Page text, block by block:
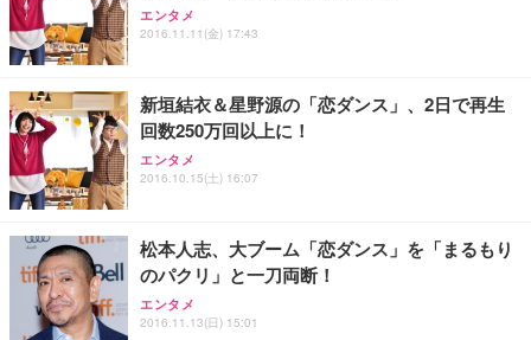
SIHOO B100 オフィスチェア／デスクチェア メッシ
Sezlife オフィスチェア デスクチェア 疲れない テレ
ワーク チェア 強化バックレスト 30度ロッキング機
ョン PCチェア 通気性メッシュ ゲーミング/勉強/事
務用 おしゃれ パソコンチェア (ブラック)
￥7,680
Sezlife オフィスチェア デスクチェア 疲れない テレ
ワーク チェア 強化バックレスト 30度ロッキング機
EIZO ビジネス向けプレミアムモニター | FlexScan
EV2740X-WT | 27.0型4K UHD・USB Type-C・ホワ
￥109,572
【純正品】27"ゲーミングモニター DualSense 充電
フック付き（CFI-ZDM1J）
【整備済み品】Dell E2724HS 27インチ 液晶モニタ
ー フルHD（1920×1080）VA 非光沢 HDMI/DisplayP
Amazonベーシック ペットシーツ 厚型 ワイド 42枚
ネオ・ルーライフ ネオ・オムツ L 中型犬用 26枚入
Smart Basic(スマートベーシック) 【Amazon.co.jp
限定】 Smart Basic アイリスオーヤマ ペットシーツ
エンタメ
2016.11.11(金) 17:43
新垣結衣＆星野源の「恋ダンス」、2日で再生
回数250万回以上に！
エンタメ
2016.10.15(土) 16:07
松本人志、大ブーム「恋ダンス」を「まるもり
のパクリ」と一刀両断！
エンタメ
2016.11.13(日) 15:01